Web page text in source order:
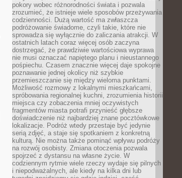
pokory wobec różnorodności świata i pozwala
zrozumieć, że istnieje wiele sposobów przeżywania
codzienności. Dużą wartość ma zwłaszcza
podróżowanie świadome, czyli takie, które nie
sprowadza się wyłącznie do zaliczania atrakcji. W
ostatnich latach coraz więcej osób zaczyna
dostrzegać, że prawdziwie wartościowa wyprawa
nie musi oznaczać napiętego planu i nieustannego
pośpiechu. Czasem znacznie więcej daje spokojne
poznawanie jednej okolicy niż szybkie
przemieszczanie się między wieloma punktami.
Możliwość rozmowy z lokalnymi mieszkańcami,
spróbowania regionalnej kuchni, zrozumienia historii
miejsca czy zobaczenia mniej oczywistych
fragmentów miasta potrafi przynieść głębsze
doświadczenie niż najbardziej znane pocztówkowe
lokalizacje. Podróż wtedy przestaje być jedynie
serią zdjęć, a staje się spotkaniem z konkretną
kulturą. Nie można także pominąć wpływu podróży
na rozwój osobisty. Zmiana otoczenia pozwala
spojrzeć z dystansu na własne życie. W
codziennym rytmie wiele rzeczy wydaje się pilnych
i niepodważalnych, ale kiedy na kilka dni lub